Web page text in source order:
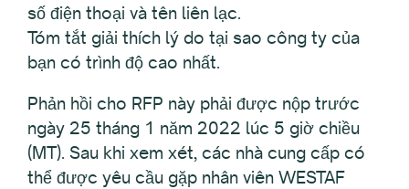
số điện thoại và tên liên lạc.
Tóm tắt giải thích lý do tại sao công ty của
bạn có trình độ cao nhất.
Phản hồi cho RFP này phải được nộp trước
ngày 25 tháng 1 năm 2022 lúc 5 giờ chiều
(MT). Sau khi xem xét, các nhà cung cấp có
thể được yêu cầu gặp nhân viên WESTAF